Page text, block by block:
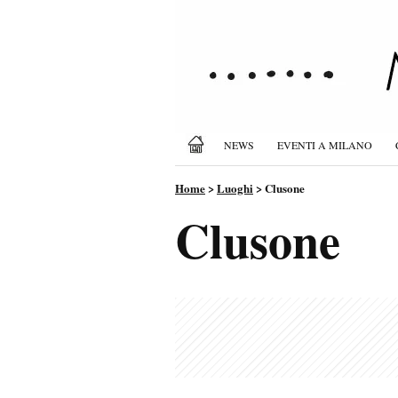
NEWS EVENTI A MILANO
Home>Luoghi>Clusone
Clusone